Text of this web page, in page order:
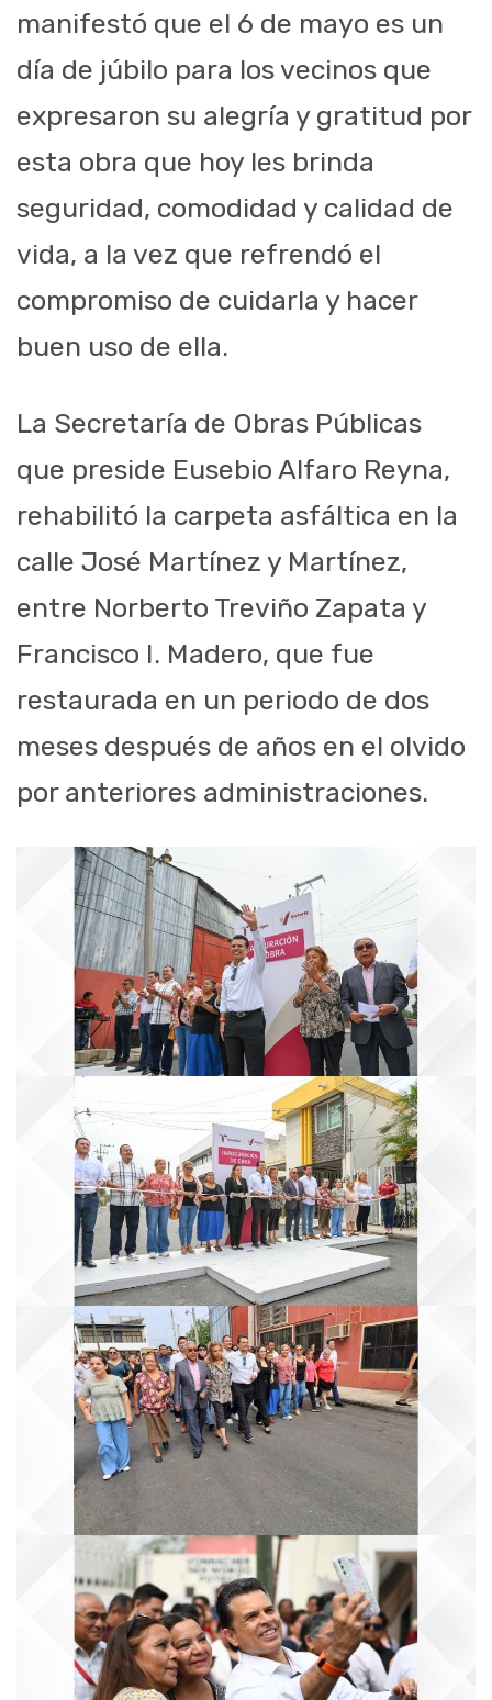
manifestó que el 6 de mayo es un
día de júbilo para los vecinos que
expresaron su alegría y gratitud por
esta obra que hoy les brinda
seguridad, comodidad y calidad de
vida, a la vez que refrendó el
compromiso de cuidarla y hacer
buen uso de ella.
La Secretaría de Obras Públicas
que preside Eusebio Alfaro Reyna,
rehabilitó la carpeta asfáltica en la
calle José Martínez y Martínez,
entre Norberto Treviño Zapata y
Francisco I. Madero, que fue
restaurada en un periodo de dos
meses después de años en el olvido
por anteriores administraciones.